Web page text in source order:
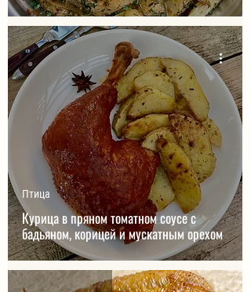
Курица в пряном томатном соусе с
бадьяном, корицей и мускатным орехом
Птица